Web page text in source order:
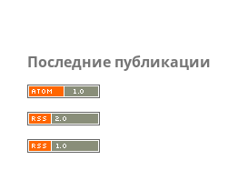
Последние публикации